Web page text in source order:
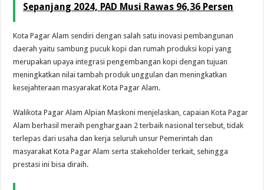
Sepanjang 2024, PAD Musi Rawas 96,36 Persen
Kota Pagar Alam sendiri dengan salah satu inovasi pembangunan
daerah yaitu sambung pucuk kopi dan rumah produksi kopi yang
merupakan upaya integrasi pengembangan kopi dengan tujuan
meningkatkan nilai tambah produk unggulan dan meningkatkan
kesejahteraan masyarakat Kota Pagar Alam.
Walikota Pagar Alam Alpian Maskoni menjelaskan, capaian Kota Pagar
Alam berhasil meraih penghargaan 2 terbaik nasional tersebut, tidak
terlepas dari usaha dan kerja seluruh unsur Pemerintah dan
masyarakat Kota Pagar Alam serta stakeholder terkait, sehingga
prestasi ini bisa diraih.